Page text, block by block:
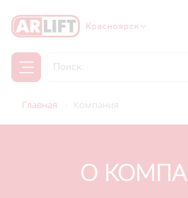
Красноярск
Главная Компания
О